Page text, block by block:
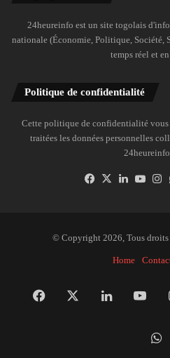
24heureinfo est un site togolais
nationale (Économie, Politique, Société,
temps réel et
Politique de confidentialité
Cette politique de confidentialité vous
traitées les données personnelles
Facebook
X Linkedin
© Copyright 2026, Tous droits
Home
Facebook Linkedin